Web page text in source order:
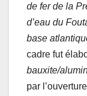
de fer de la
d’eau du
base
cadre fut
bauxite/
par